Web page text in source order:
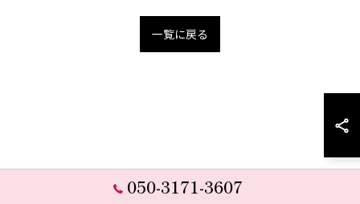
一覧に戻る
050-3171-3607